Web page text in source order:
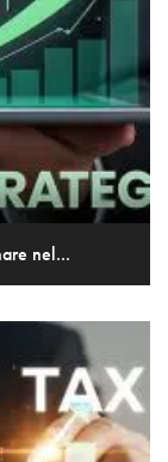
nel...